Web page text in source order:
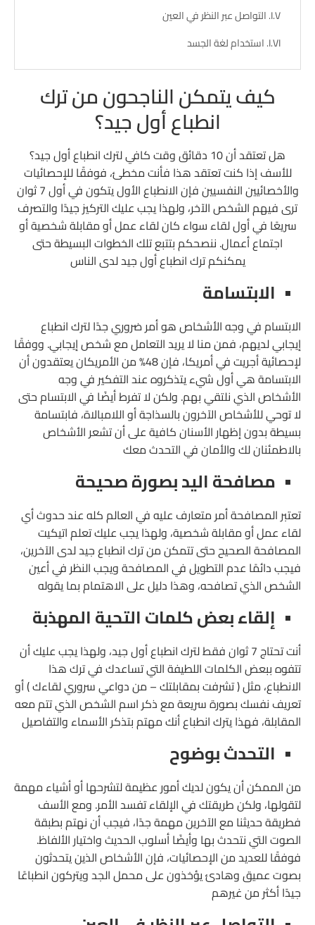
التواصل عبر النظر في العين
استخدام لغة الجسد
كيف يتمكن الناجحون من ترك
انطباع أول جيد؟
هل تعتقد أن 10 دقائق وقت كافي لترك انطباع أول جيد؟
للأسف إذا كنت تعتقد هذا فأنت مخطئ، فوفقًا للإحصائيات
والأخصائيين النفسيين فإن الانطباع الأول يتكون في أول 7 ثوان
ترى فيهم الشخص الآخر، ولهذا يجب عليك التركيز جيدًا والتصرف
سريعًا في أول لقاء سواء كان لقاء عمل أو مقابلة شخصية أو
اجتماع أعمال. ننصحكم بتتبع تلك الخطوات البسيطة حتى
يمكنكم ترك انطباع أول جيد لدى الناس
الابتسامة
الابتسام في وجه الأشخاص هو أمر ضروري جدًا لترك انطباع
إيجابي لديهم، فمن منا لا يريد التعامل مع شخص إيجابي. ووفقًا
لإحصائية أجريت في أمريكا، فإن 48% من الأمريكان يعتقدون أن
الابتسامة هي أول شيء يتذكروه عند التفكير في وجه
الأشخاص الذي نلتقي بهم. ولكن لا تفرط أيضًا في الابتسام حتى
لا توحي للأشخاص الآخرون بالسذاجة أو اللامبالاة، فابتسامة
بسيطة بدون إظهار الأسنان كافية على أن تشعر الأشخاص
بالاطمئنان لك والأمان في التحدث معك
مصافحة اليد بصورة صحيحة
تعتبر المصافحة أمر متعارف عليه في العالم كله عند حدوث أي
لقاء عمل أو مقابلة شخصية، ولهذا يجب عليك تعلم اتيكيت
المصافحة الصحيح حتى تتمكن من ترك انطباع جيد لدى الآخرين،
فيجب دائمًا عدم التطويل في المصافحة ويجب النظر في أعين
الشخص الذي تصافحه، وهذا دليل على الاهتمام بما يقوله
إلقاء بعض كلمات التحية المهذبة
أنت تحتاج 7 ثوان فقط لترك انطباع أول جيد، ولهذا يجب عليك أن
تتفوه ببعض الكلمات اللطيفة التي تساعدك في ترك هذا
الانطباع، مثل ( تشرفت بمقابلتك – من دواعي سروري لقاءك ) أو
تعريف نفسك بصورة سريعة مع ذكر اسم الشخص الذي تتم معه
المقابلة، فهذا يترك انطباع أنك مهتم بتذكر الأسماء والتفاصيل
التحدث بوضوح
من الممكن أن يكون لديك أمور عظيمة لتشرحها أو أشياء مهمة
لتقولها، ولكن طريقتك في الإلقاء تفسد الأمر. ومع الأسف
فطريقة حديثنا مع الآخرين مهمة جدًا، فيجب أن نهتم بطبقة
الصوت التي نتحدث بها وأيضًا أسلوب الحديث واختيار الألفاظ.
فوفقًا للعديد من الإحصائيات، فإن الأشخاص الذين يتحدثون
بصوت عميق وهادئ يؤخذون على محمل الجد ويتركون انطباعًا
جيدًا أكثر من غيرهم